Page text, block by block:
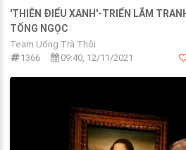
'THIÊN ĐIỂU XANH'-TRIỂN LÃM
TỐNG NGỌC
Team Uống Trà Thôi
1366
09:40, 12/11/2021